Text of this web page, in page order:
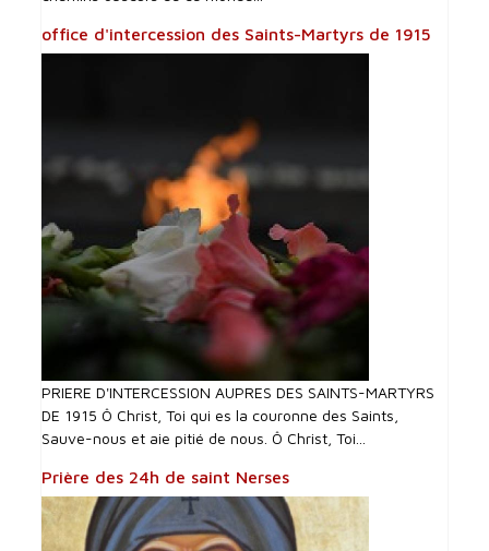
office d'intercession des Saints-Martyrs de 1915
PRIERE D'INTERCESSI0N AUPRES DES SAINTS-MARTYRS
DE 1915 Ô Christ, Toi qui es la couronne des Saints,
Sauve-nous et aie pitié de nous. Ô Christ, Toi...
Prière des 24h de saint Nerses